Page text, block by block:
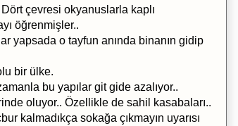
çevresi okyanuslarla kaplı
öğrenmişler..
yapsada o tayfun anında binanın gidip
bir ülke.
bu yapılar git gide azalıyor..
oluyor.. Özellikle de sahil kasabaları..
kalmadıkça sokağa çıkmayın uyarısı